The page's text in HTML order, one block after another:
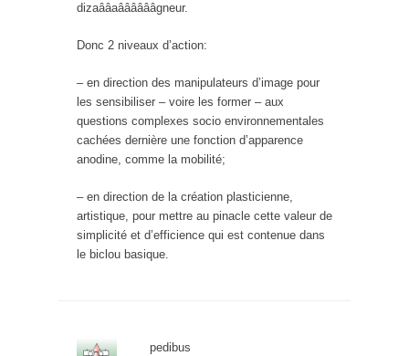
dizaââaââââââgneur.
Donc 2 niveaux d’action:
– en direction des manipulateurs d’image pour
les sensibiliser – voire les former – aux
questions complexes socio environnementales
cachées dernière une fonction d’apparence
anodine, comme la mobilité;
– en direction de la création plasticienne,
artistique, pour mettre au pinacle cette valeur de
simplicité et d’efficience qui est contenue dans
le biclou basique.
pedibus